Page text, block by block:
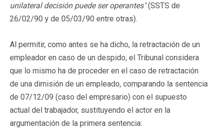
unilateral decisión puede ser operantes"(SSTS de
26/02/90 y de 05/03/90 entre otras).
Al permitir, como antes se ha dicho, la retractación de un
empleador en caso de un despido, el Tribunal considera
que lo mismo ha de proceder en el caso de retractación
de una dimisión de un empleado, comparando la sentencia
de 07/12/09 (caso del empresario) con el supuesto
actual del trabajador, sustituyendo el actor en la
argumentación de la primera sentencia: